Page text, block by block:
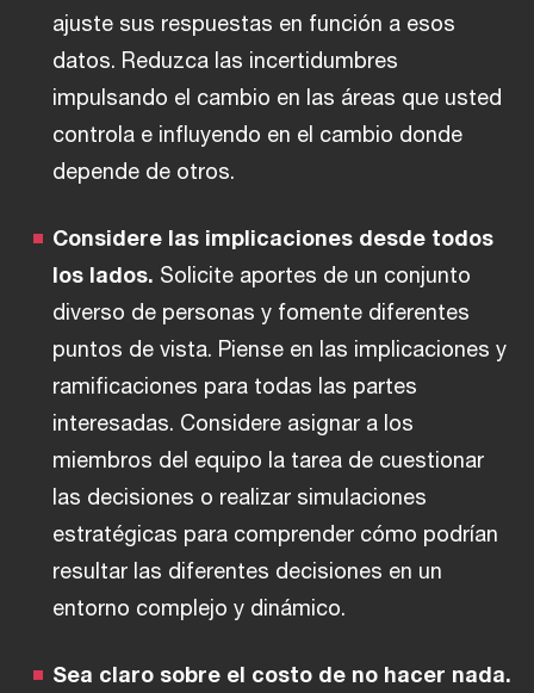
ajuste sus respuestas en función a esos
datos. Reduzca las incertidumbres
impulsando el cambio en las áreas que usted
controla e influyendo en el cambio donde
depende de otros.
Considere las implicaciones desde todos
los lados. Solicite aportes de un conjunto
diverso de personas y fomente diferentes
puntos de vista. Piense en las implicaciones y
ramificaciones para todas las partes
interesadas. Considere asignar a los
miembros del equipo la tarea de cuestionar
las decisiones o realizar simulaciones
estratégicas para comprender cómo podrían
resultar las diferentes decisiones en un
entorno complejo y dinámico.
Sea claro sobre el costo de no hacer nada.